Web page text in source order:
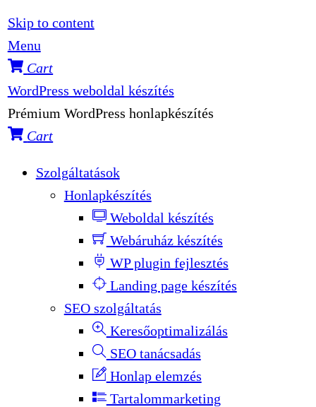
Skip to content
Menu
Cart
WordPress weboldal készítés
Prémium WordPress honlapkészítés
Cart
Szolgáltatások
Honlapkészítés
Weboldal készítés
Webáruház készítés
WP plugin fejlesztés
Landing page készítés
SEO szolgáltatás
Keresőoptimalizálás
SEO tanácsadás
Honlap elemzés
Tartalommarketing